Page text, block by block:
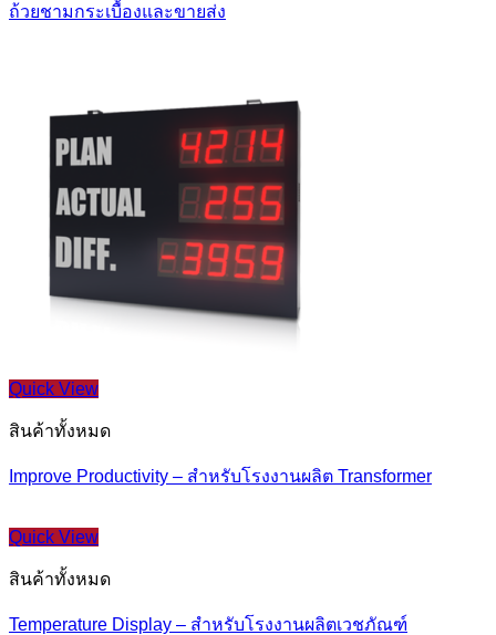
ถ้วยชามกระเบื้องและขายส่ง
Quick View
สินค้าทั้งหมด
Improve Productivity – สำหรับโรงงานผลิต Transformer
Quick View
สินค้าทั้งหมด
Temperature Display – สำหรับโรงงานผลิตเวชภัณฑ์